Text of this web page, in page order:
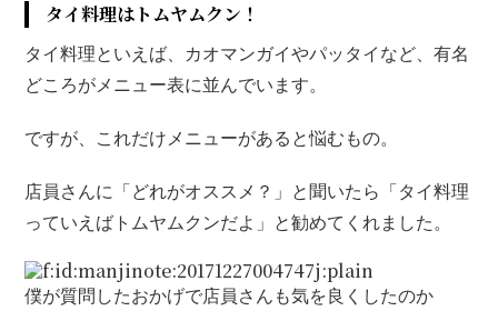
タイ料理はトムヤムクン！
タイ料理といえば、カオマンガイやパッタイなど、有名
どころがメニュー表に並んでいます。
ですが、これだけメニューがあると悩むもの。
店員さんに「どれがオススメ？」と聞いたら「タイ料理
っていえばトムヤムクンだよ」と勧めてくれました。
僕が質問したおかげで店員さんも気を良くしたのか